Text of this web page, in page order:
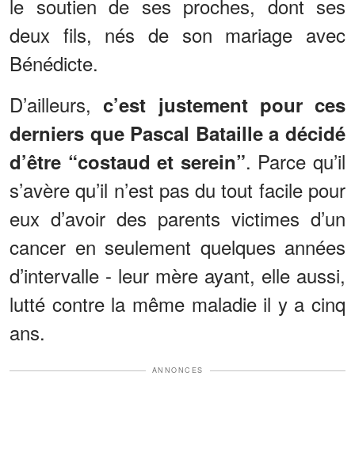
le soutien de ses proches, dont ses
deux fils, nés de son mariage avec
Bénédicte.
D’ailleurs,c’est justement pour ces
derniers que Pascal Bataille a décidé
d’être “costaud et serein”. Parce qu’il
s’avère qu’il n’est pas du tout facile pour
eux d’avoir des parents victimes d’un
cancer en seulement quelques années
d’intervalle - leur mère ayant, elle aussi,
lutté contre la même maladie il y a cinq
ans.
ANNONCES